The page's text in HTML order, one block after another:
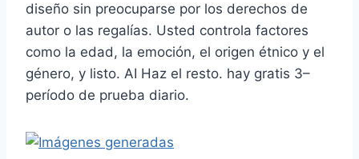
diseño sin preocuparse por los derechos de
autor o las regalías. Usted controla factores
como la edad, la emoción, el origen étnico y el
género, y listo. AI Haz el resto. hay gratis 3–
período de prueba diario.